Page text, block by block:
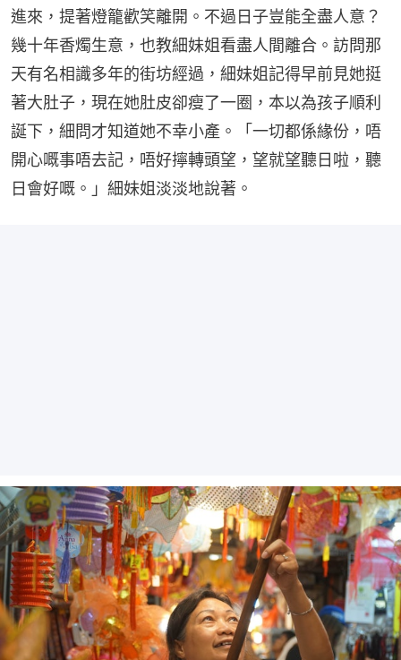
進來，提著燈籠歡笑離開。不過日子豈能全盡人意？
幾十年香燭生意，也教細妹姐看盡人間離合。訪問那
天有名相識多年的街坊經過，細妹姐記得早前見她挺
著大肚子，現在她肚皮卻瘦了一圈，本以為孩子順利
誕下，細問才知道她不幸小產。「一切都係緣份，唔
開心嘅事唔去記，唔好擰轉頭望，望就望聽日啦，聽
日會好嘅。」細妹姐淡淡地說著。